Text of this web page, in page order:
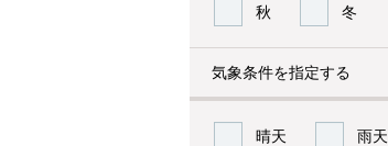
秋 冬
気象条件を指定する
晴天 雨天